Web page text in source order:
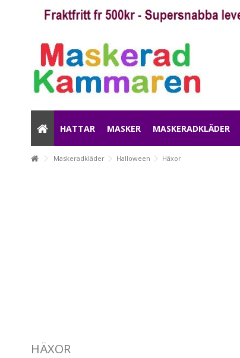
HATTAR MASKER MASKERADKLÄDER
Maskeradkläder Halloween Häxor
HÄXOR